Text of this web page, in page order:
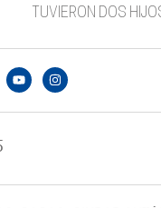
TUVIERON DOS